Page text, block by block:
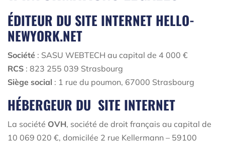
ÉDITEUR DU SITE INTERNET HELLO-
NEWYORK.NET
Société : SASU WEBTECH au capital de 4 000 €
RCS : 823 255 039 Strasbourg
Siège social : 1 rue du poumon, 67000 Strasbourg
HÉBERGEUR DU SITE INTERNET
La société OVH, société de droit français au capital de
10 069 020 €, domicilée 2 rue Kellermann – 59100